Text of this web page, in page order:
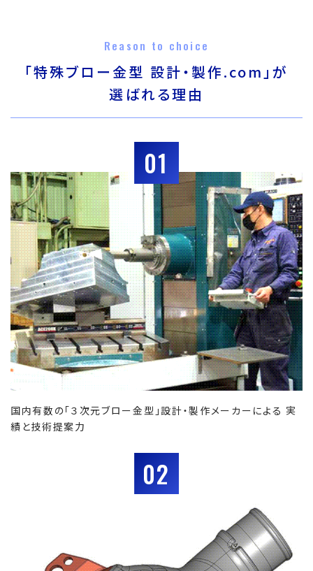
Reason to choice
「特殊ブロー金型 設計・製作.com」が
選ばれる理由
01
国内有数の「３次元ブロー金型」設計・製作メーカーによる 実
績と技術提案力
02